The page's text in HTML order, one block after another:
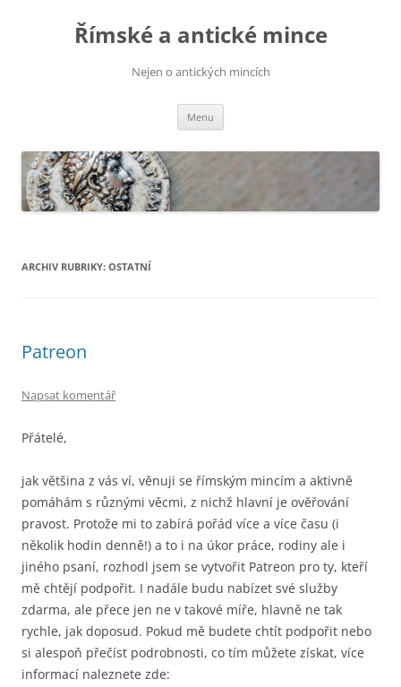
Římské a antické mince
Nejen o antických mincích
Menu
ARCHIV RUBRIKY: OSTATNÍ
Patreon
Napsat komentář
Přátelé,
jak většina z vás ví, věnuji se římským mincím a aktivně
pomáhám s různými věcmi, z nichž hlavní je ověřování
pravost. Protože mi to zabírá pořád více a více času (i
několik hodin denně!) a to i na úkor práce, rodiny ale i
jiného psaní, rozhodl jsem se vytvořit Patreon pro ty, kteří
mě chtějí podpořit. I nadále budu nabízet své služby
zdarma, ale přece jen ne v takové míře, hlavně ne tak
rychle, jak doposud. Pokud mě budete chtít podpořit nebo
si alespoň přečíst podrobnosti, co tím můžete získat, více
informací naleznete zde: